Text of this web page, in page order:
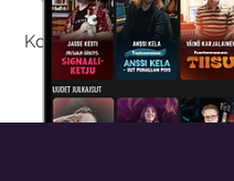
Kokeilemalla ilmaiseksi